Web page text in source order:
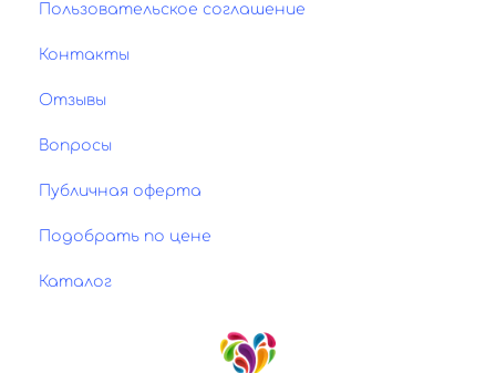
Пользовательское соглашение
Контакты
Отзывы
Вопросы
Публичная оферта
Подобрать по цене
Каталог